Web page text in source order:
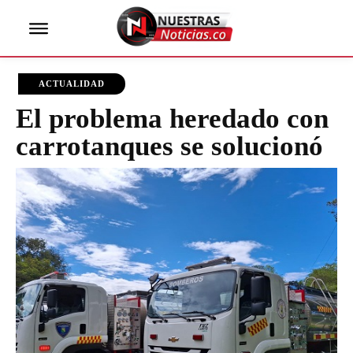
ACTUALIDAD
El problema heredado con
carrotanques se solucionó